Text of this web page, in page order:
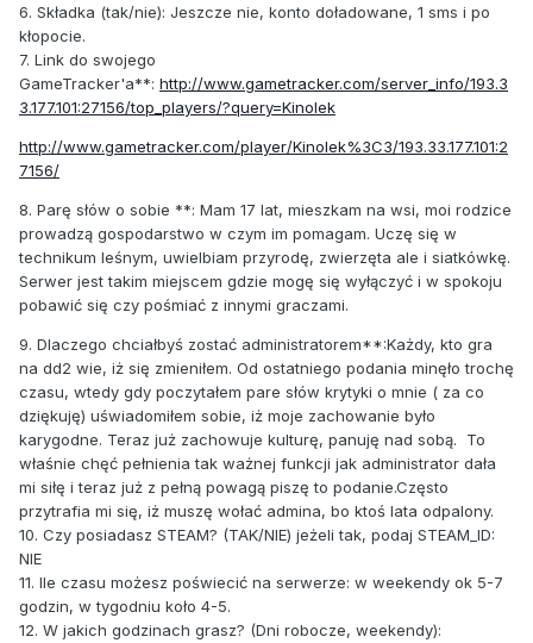
6. Składka (tak/nie): Jeszcze nie, konto doładowane, 1 sms i po
kłopocie.
7. Link do swojego
GameTracker'a**: http://www.gametracker.com/server_info/193.3
3.177.101:27156/top_players/?query=Kinolek
http://www.gametracker.com/player/Kinolek%3C3/193.33.177.101:2
7156/
8. Parę słów o sobie **: Mam 17 lat, mieszkam na wsi, moi rodzice
prowadzą gospodarstwo w czym im pomagam. Uczę się w
technikum leśnym, uwielbiam przyrodę, zwierzęta ale i siatkówkę.
Serwer jest takim miejscem gdzie mogę się wyłączyć i w spokoju
pobawić się czy pośmiać z innymi graczami.
9. Dlaczego chciałbyś zostać administratorem**:Każdy, kto gra
na dd2 wie, iż się zmieniłem. Od ostatniego podania minęło trochę
czasu, wtedy gdy poczytałem pare słów krytyki o mnie ( za co
dziękuję) uświadomiłem sobie, iż moje zachowanie było
karygodne. Teraz już zachowuje kulturę, panuję nad sobą. To
właśnie chęć pełnienia tak ważnej funkcji jak administrator dała
mi siłę i teraz już z pełną powagą piszę to podanie.Często
przytrafia mi się, iż muszę wołać admina, bo ktoś lata odpalony.
10. Czy posiadasz STEAM? (TAK/NIE) jeżeli tak, podaj STEAM_ID:
NIE
11. Ile czasu możesz poświecić na serwerze: w weekendy ok 5-7
godzin, w tygodniu koło 4-5.
12. W jakich godzinach grasz? (Dni robocze, weekendy):